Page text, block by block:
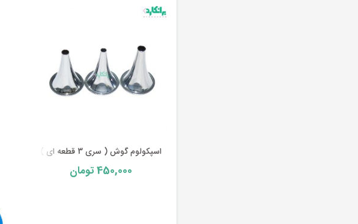
اسپکولوم گوش ( سری 3 قطعه ای )
450,000تومان